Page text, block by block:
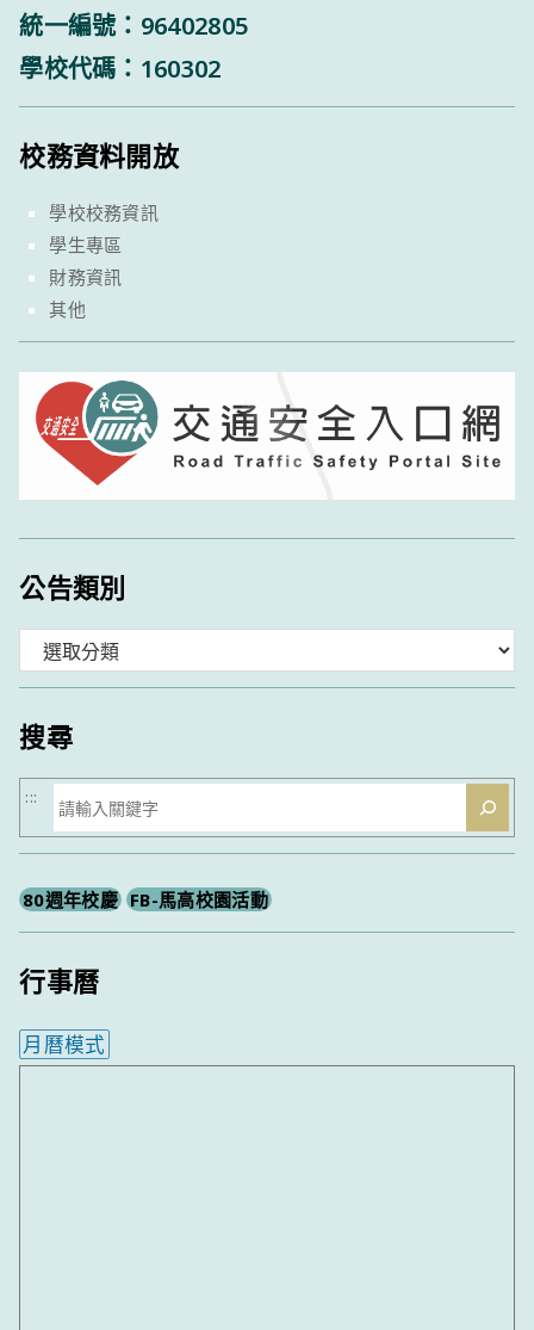
統一編號：96402805
學校代碼：160302
校務資料開放
學校校務資訊
學生專區
財務資訊
其他
公告類別
類
搜尋
搜
尋
:::
80週年校慶 FB-馬高校園活動
行事曆
月曆模式